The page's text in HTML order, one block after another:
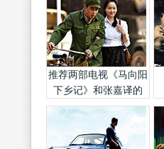
推荐两部电视《马向阳
下乡记》和张嘉译的
《爷们儿》